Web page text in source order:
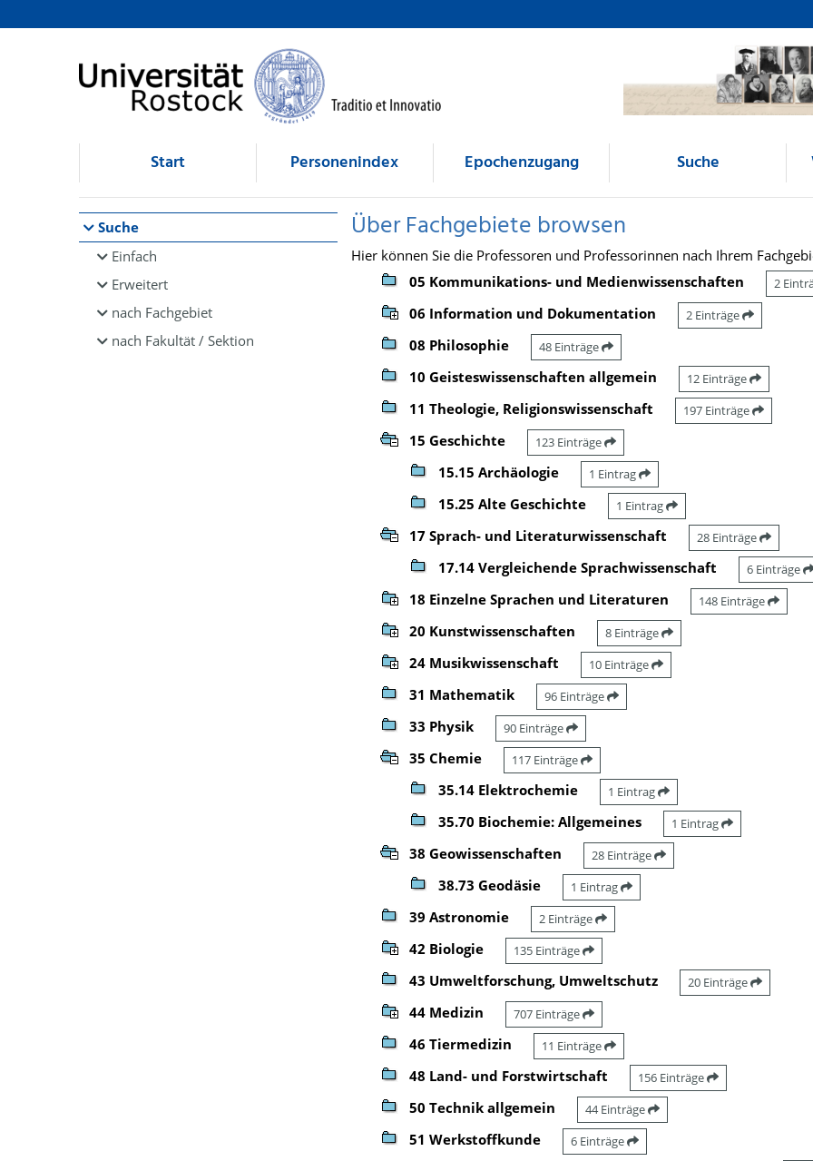
Browsen
direkt zum Inhalt
Start Personenindex Epochenzugang Suche
Suche
Einfach
Erweitert
nach Fachgebiet
nach Fakultät / Sektion
Über Fachgebiete browsen
Hier können Sie die Professoren und Professorinnen nach Ihrem
05 Kommunikations- und Medienwissenschaften
2
06 Information und Dokumentation 2 Einträge
08 Philosophie 48 Einträge
10 Geisteswissenschaften allgemein 12 Einträge
11 Theologie, Religionswissenschaft 197 Einträge
15 Geschichte 123 Einträge
15.15 Archäologie 1 Eintrag
15.25 Alte Geschichte 1 Eintrag
17 Sprach- und Literaturwissenschaft 28 Einträge
17.14 Vergleichende Sprachwissenschaft 6 Einträge
18 Einzelne Sprachen und Literaturen 148 Einträge
20 Kunstwissenschaften 8 Einträge
24 Musikwissenschaft 10 Einträge
31 Mathematik 96 Einträge
33 Physik 90 Einträge
35 Chemie 117 Einträge
35.14 Elektrochemie 1 Eintrag
35.70 Biochemie: Allgemeines 1 Eintrag
38 Geowissenschaften 28 Einträge
38.73 Geodäsie 1 Eintrag
39 Astronomie 2 Einträge
42 Biologie 135 Einträge
43 Umweltforschung, Umweltschutz 20 Einträge
44 Medizin 707 Einträge
46 Tiermedizin 11 Einträge
48 Land- und Forstwirtschaft 156 Einträge
50 Technik allgemein 44 Einträge
51 Werkstoffkunde 6 Einträge